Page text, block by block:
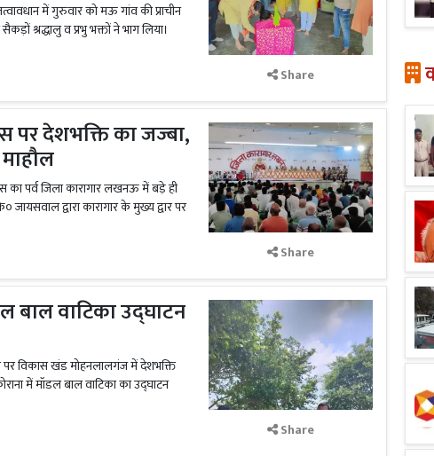
में गुरुवार को मऊ गांव की प्राचीन
श्रद्धालु व प्रभु भक्तों ने भाग लिया।
Share
पर देशभक्ति का जज्बा,
का पर्व जिला कारागार लखनऊ में बड़े ही
द्वारा कारागार के मुख्य द्वार पर
Share
बाल वाटिका उद्घाटन
पर विकास खंड मोहनलालगंज में देशभक्ति
में मॉडल बाल वाटिका का उद्घाटन
Share